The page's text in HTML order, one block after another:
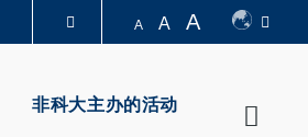
A A A
非科大主办的活动